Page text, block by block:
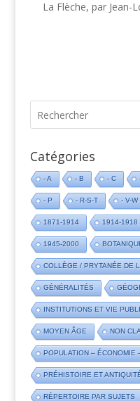
La Flèche, par Jean-
Catégories
- A - B - C
- P - R-S-T - V-W
1871-1914 1914-1918
1945-2000
COLLÈGE / PRYTANÉE DE
GÉNÉRALITÉS
INSTITUTIONS ET VIE
MOYEN ÂGE NON
POPULATION – ÉCONOMIE
PRÉHISTOIRE ET
RÉPERTOIRE PAR SUJETS